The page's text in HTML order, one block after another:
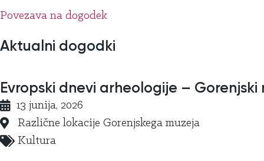
Povezava na dogodek
Aktualni dogodki
Evropski dnevi arheologije – Gorenjski
13 junija, 2026
Različne lokacije Gorenjskega muzeja
Kultura